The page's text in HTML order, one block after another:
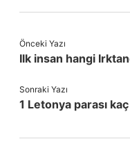
Önceki Yazı
Ilk insan hangi
Sonraki Yazı
1 Letonya parası